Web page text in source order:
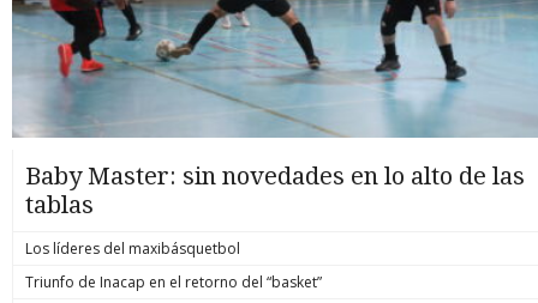
Baby Master: sin novedades en lo alto de las
tablas
Los líderes del maxibásquetbol
Triunfo de Inacap en el retorno del “basket”